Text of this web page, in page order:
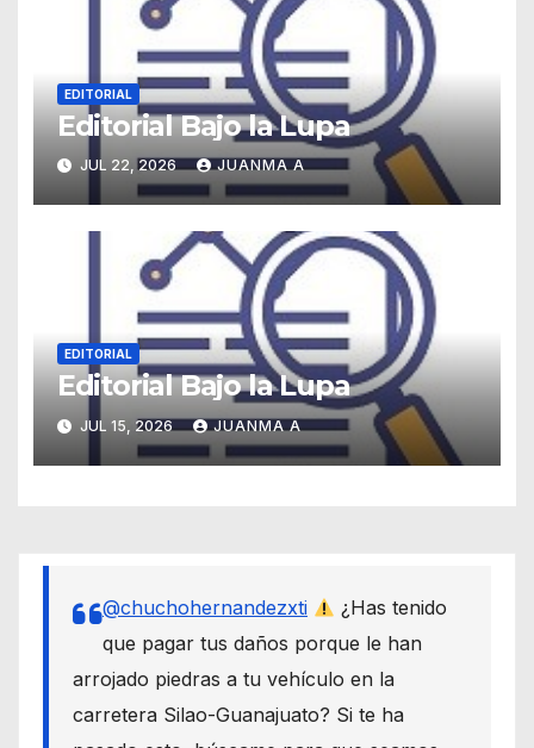
EDITORIAL
Editorial Bajo la Lupa
JUL 22, 2026 JUANMA A
EDITORIAL
Editorial Bajo la Lupa
JUL 15, 2026 JUANMA A
@chuchohernandezxti
¿Has tenido
que pagar tus daños porque le han
arrojado piedras a tu vehículo en la
carretera Silao-Guanajuato? Si te ha